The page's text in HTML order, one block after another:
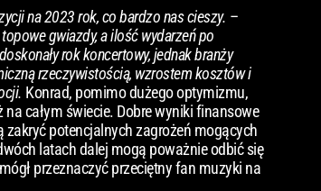
na 2023 rok, co bardzo nas cieszy. –
gwiazdy, a ilość wydarzeń po
rok koncertowy, jednak branży
rzeczywistością, wzrostem kosztów i
Konrad, pomimo dużego optymizmu,
całym świecie. Dobre wyniki finansowe
potencjalnych zagrożeń mogących
latach dalej mogą poważnie odbić się
przeznaczyć przeciętny fan muzyki na